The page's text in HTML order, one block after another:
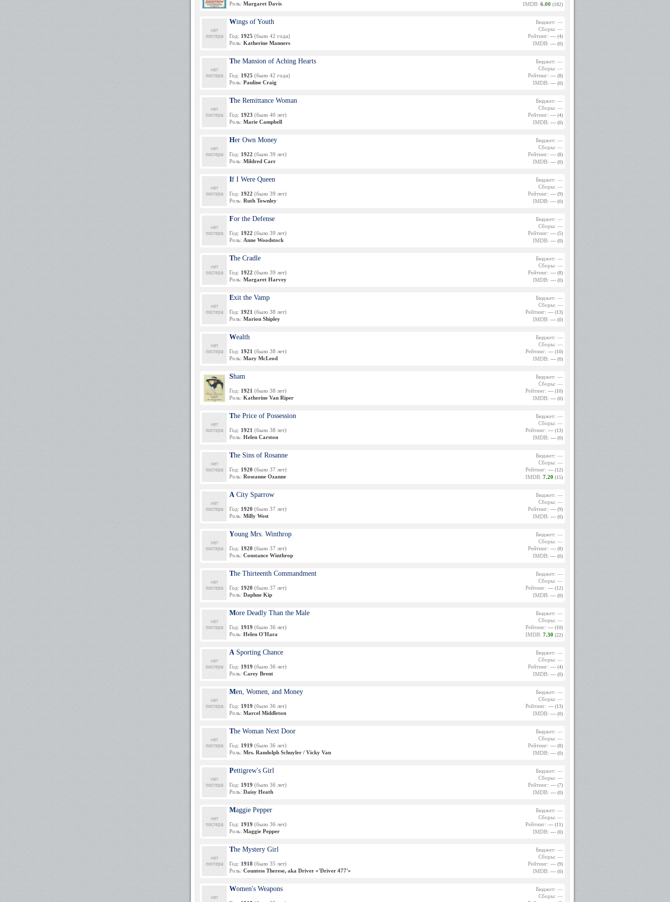
Роль: Margaret Davis IMDB: 6.00 (182)
Wings of Youth
Год: 1925 (было 42 года)
Роль: Katherine Manners
Бюджет: —
Сборы: —
Рейтинг: — (4)
IMDB: — (0)
The Mansion of Aching Hearts
Год: 1925 (было 42 года)
Роль: Pauline Craig
Бюджет: —
Сборы: —
Рейтинг: — (8)
IMDB: — (0)
The Remittance Woman
Год: 1923 (было 40 лет)
Роль: Marie Campbell
Бюджет: —
Сборы: —
Рейтинг: — (4)
IMDB: — (0)
Her Own Money
Год: 1922 (было 39 лет)
Роль: Mildred Carr
Бюджет: —
Сборы: —
Рейтинг: — (8)
IMDB: — (0)
If I Were Queen
Год: 1922 (было 39 лет)
Роль: Ruth Townley
Бюджет: —
Сборы: —
Рейтинг: — (9)
IMDB: — (0)
For the Defense
Год: 1922 (было 39 лет)
Роль: Anne Woodstock
Бюджет: —
Сборы: —
Рейтинг: — (5)
IMDB: — (0)
The Cradle
Год: 1922 (было 39 лет)
Роль: Margaret Harvey
Бюджет: —
Сборы: —
Рейтинг: — (8)
IMDB: — (0)
Exit the Vamp
Год: 1921 (было 38 лет)
Роль: Marion Shipley
Бюджет: —
Сборы: —
Рейтинг: — (13)
IMDB: — (0)
Wealth
Год: 1921 (было 38 лет)
Роль: Mary McLeod
Бюджет: —
Сборы: —
Рейтинг: — (10)
IMDB: — (0)
Sham
Год: 1921 (было 38 лет)
Роль: Katherine Van Riper
Бюджет: —
Сборы: —
Рейтинг: — (10)
IMDB: — (0)
The Price of Possession
Год: 1921 (было 38 лет)
Роль: Helen Carston
Бюджет: —
Сборы: —
Рейтинг: — (13)
IMDB: — (0)
The Sins of Rosanne
Год: 1920 (было 37 лет)
Роль: Roseanne Ozanne
Бюджет: —
Сборы: —
Рейтинг: — (12)
IMDB: 7.20 (15)
A City Sparrow
Год: 1920 (было 37 лет)
Роль: Milly West
Бюджет: —
Сборы: —
Рейтинг: — (9)
IMDB: — (0)
Young Mrs. Winthrop
Год: 1920 (было 37 лет)
Роль: Constance Winthrop
Бюджет: —
Сборы: —
Рейтинг: — (8)
IMDB: — (0)
The Thirteenth Commandment
Год: 1920 (было 37 лет)
Роль: Daphne Kip
Бюджет: —
Сборы: —
Рейтинг: — (12)
IMDB: — (0)
More Deadly Than the Male
Год: 1919 (было 36 лет)
Роль: Helen O'Hara
Бюджет: —
Сборы: —
Рейтинг: — (10)
IMDB: 7.30 (22)
A Sporting Chance
Год: 1919 (было 36 лет)
Роль: Carey Brent
Бюджет: —
Сборы: —
Рейтинг: — (4)
IMDB: — (0)
Men, Women, and Money
Год: 1919 (было 36 лет)
Роль: Marcel Middleton
Бюджет: —
Сборы: —
Рейтинг: — (13)
IMDB: — (0)
The Woman Next Door
Год: 1919 (было 36 лет)
Роль: Mrs. Randolph Schuyler / Vicky Van
Бюджет: —
Сборы: —
Рейтинг: — (8)
IMDB: — (0)
Pettigrew's Girl
Год: 1919 (было 36 лет)
Роль: Daisy Heath
Бюджет: —
Сборы: —
Рейтинг: — (7)
IMDB: — (0)
Maggie Pepper
Год: 1919 (было 36 лет)
Роль: Maggie Pepper
Бюджет: —
Сборы: —
Рейтинг: — (11)
IMDB: — (0)
The Mystery Girl
Год: 1918 (было 35 лет)
Роль: Countess Therese, aka Driver «'Driver 477'»
Бюджет: —
Сборы: —
Рейтинг: — (9)
IMDB: — (0)
Women's Weapons
Бюджет: —
Сборы: —